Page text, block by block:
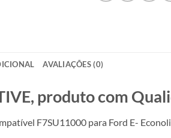
AVALIAÇÕES (0)
produto com
F7SU11000 para Ford E-